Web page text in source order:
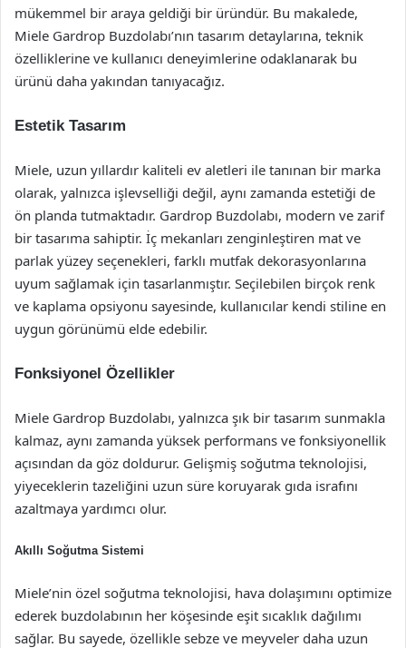
mükemmel bir araya geldiği bir üründür. Bu makalede,
Miele Gardrop Buzdolabı’nın tasarım detaylarına, teknik
özelliklerine ve kullanıcı deneyimlerine odaklanarak bu
ürünü daha yakından tanıyacağız.
Estetik Tasarım
Miele, uzun yıllardır kaliteli ev aletleri ile tanınan bir marka
olarak, yalnızca işlevselliği değil, aynı zamanda estetiği de
ön planda tutmaktadır. Gardrop Buzdolabı, modern ve zarif
bir tasarıma sahiptir. İç mekanları zenginleştiren mat ve
parlak yüzey seçenekleri, farklı mutfak dekorasyonlarına
uyum sağlamak için tasarlanmıştır. Seçilebilen birçok renk
ve kaplama opsiyonu sayesinde, kullanıcılar kendi stiline en
uygun görünümü elde edebilir.
Fonksiyonel Özellikler
Miele Gardrop Buzdolabı, yalnızca şık bir tasarım sunmakla
kalmaz, aynı zamanda yüksek performans ve fonksiyonellik
açısından da göz doldurur. Gelişmiş soğutma teknolojisi,
yiyeceklerin tazeliğini uzun süre koruyarak gıda israfını
azaltmaya yardımcı olur.
Akıllı Soğutma Sistemi
Miele’nin özel soğutma teknolojisi, hava dolaşımını optimize
ederek buzdolabının her köşesinde eşit sıcaklık dağılımı
sağlar. Bu sayede, özellikle sebze ve meyveler daha uzun